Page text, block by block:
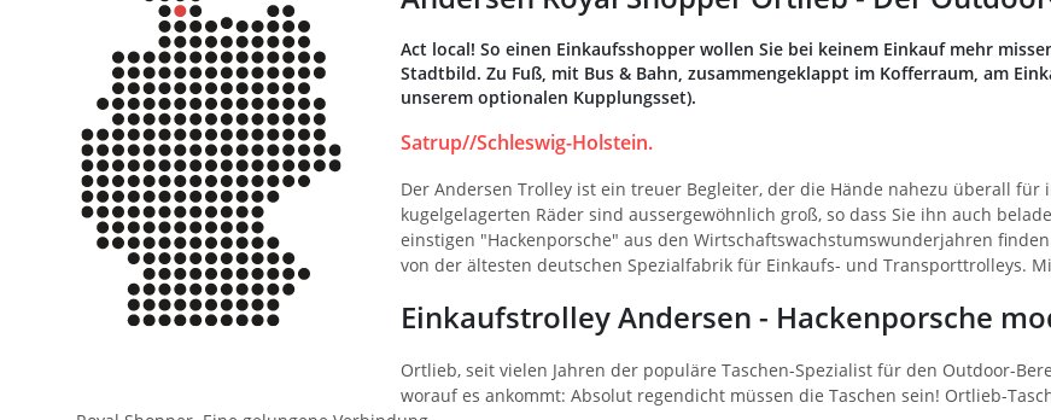
Act local! So einen Einkaufsshopper wollen Sie bei keinem Einkauf mehr
Stadtbild. Zu Fuß, mit Bus & Bahn, zusammengeklappt im Kofferraum, am
unserem optionalen Kupplungsset).
Satrup//Schleswig-Holstein.
Der Andersen Trolley ist ein treuer Begleiter, der die Hände nahezu überall
kugelgelagerten Räder sind aussergewöhnlich groß, so dass Sie ihn auch
einstigen "Hackenporsche" aus den Wirtschaftswachstumswunderjahren
von der ältesten deutschen Spezialfabrik für Einkaufs- und Transporttrolleys.
Einkaufstrolley Andersen - Hackenporsche
Ortlieb, seit vielen Jahren der populäre Taschen-Spezialist für den Outdoor-
worauf es ankommt: Absolut regendicht müssen die Taschen sein! Ortlieb-